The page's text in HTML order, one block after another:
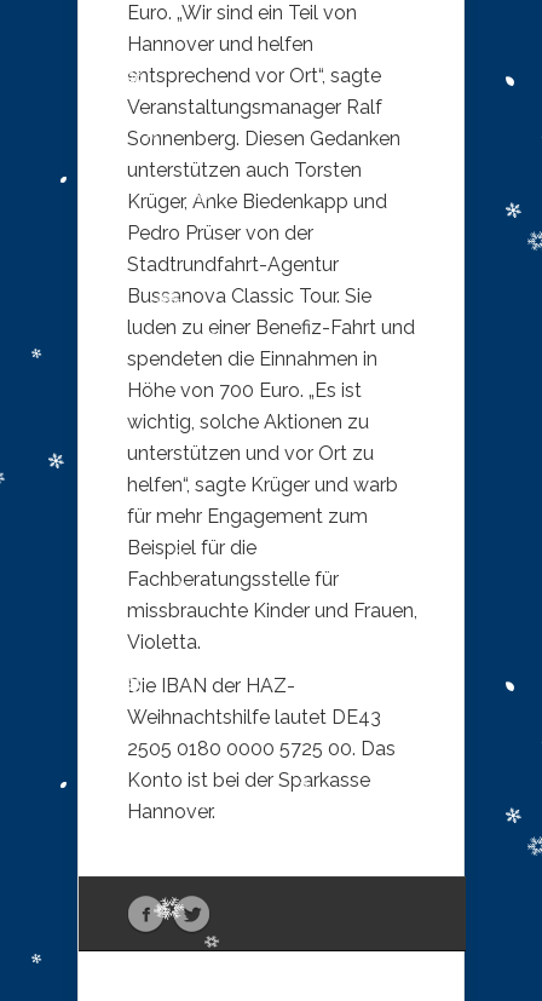
Euro. „Wir sind ein Teil von
Hannover und helfen
entsprechend vor Ort“, sagte
Veranstaltungsmanager Ralf
Sonnenberg. Diesen Gedanken
unterstützen auch Torsten
Krüger, Anke Biedenkapp und
Pedro Prüser von der
Stadtrundfahrt-Agentur
Bussanova Classic Tour. Sie
luden zu einer Benefiz-Fahrt und
spendeten die Einnahmen in
Höhe von 700 Euro. „Es ist
wichtig, solche Aktionen zu
unterstützen und vor Ort zu
helfen“, sagte Krüger und warb
für mehr Engagement zum
Beispiel für die
Fachberatungsstelle für
missbrauchte Kinder und Frauen,
Violetta.
Die IBAN der HAZ-
Weihnachtshilfe lautet DE43
2505 0180 0000 5725 00. Das
Konto ist bei der Sparkasse
Hannover.